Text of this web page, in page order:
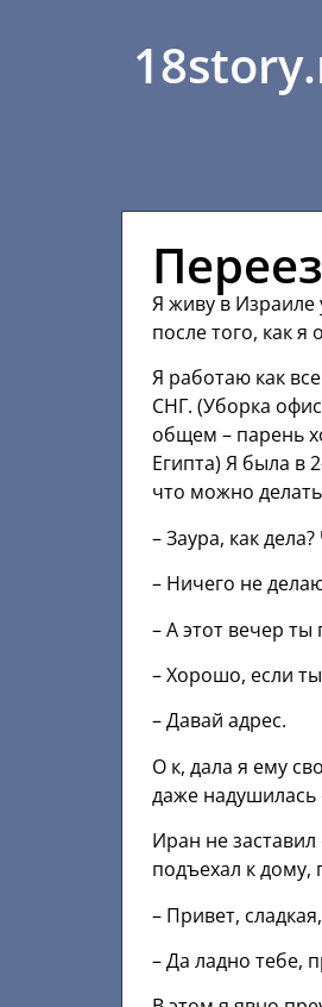
Я живу в Израиле
после того, как
Я работаю как
СНГ. (Уборка
общем – парень
Египта) Я была в
что можно
– Заура, как
– Ничего не
– А этот вечер
– Хорошо, если
– Давай адрес.
О к, дала я ему
даже
Иран не
подъехал к дому,
– Привет,
– Да ладно тебе,